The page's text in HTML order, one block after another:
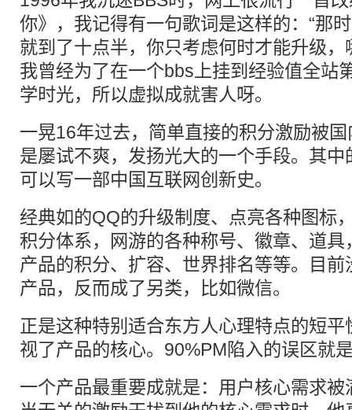
你》，我记得有一句歌词是这样的：“那
就到了十点半，你只考虑何时才能升级，
我曾经为了在一个bbs上挂到经验值全站
学时光，所以虚拟成就害人呀。
一晃16年过去，简单直接的积分激励被
是屡试不爽，发扬光大的一个手段。其
可以写一部中国互联网创新史。
经典如的QQ的升级制度、点亮各种图标
积分体系，网游的各种称号、徽章、道
产品的积分、扩容、世界排名等等。目
产品，反而成了另类，比如微信。
正是这种特别适合东方人心理特点的短
视了产品的核心。90%PM陷入的误区就
一个产品最重要成就是：用户核心需求